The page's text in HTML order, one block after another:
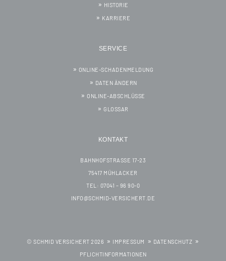
HISTORIE
KARRIERE
SERVICE
ONLINE-SCHADENMELDUNG
DATEN ÄNDERN
ONLINE-ABSCHLÜSSE
GLOSSAR
KONTAKT
BAHNHOFSTRASSE 17-23
75417 MÜHLACKER
TEL: 07041 – 96 90-0
INFO@SCHMID-VERSICHERT.DE
© SCHMID VERSICHERT 2026 IMPRESSUM
DATENSCHUTZ
PFLICHTINFORMATIONEN